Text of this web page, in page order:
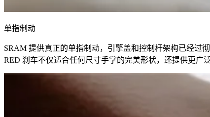
单指制动
SRAM 提供真正的单指制动，引擎盖和控制杆架构已经过
RED 刹车不仅适合任何尺寸手掌的完美形状，还提供更广